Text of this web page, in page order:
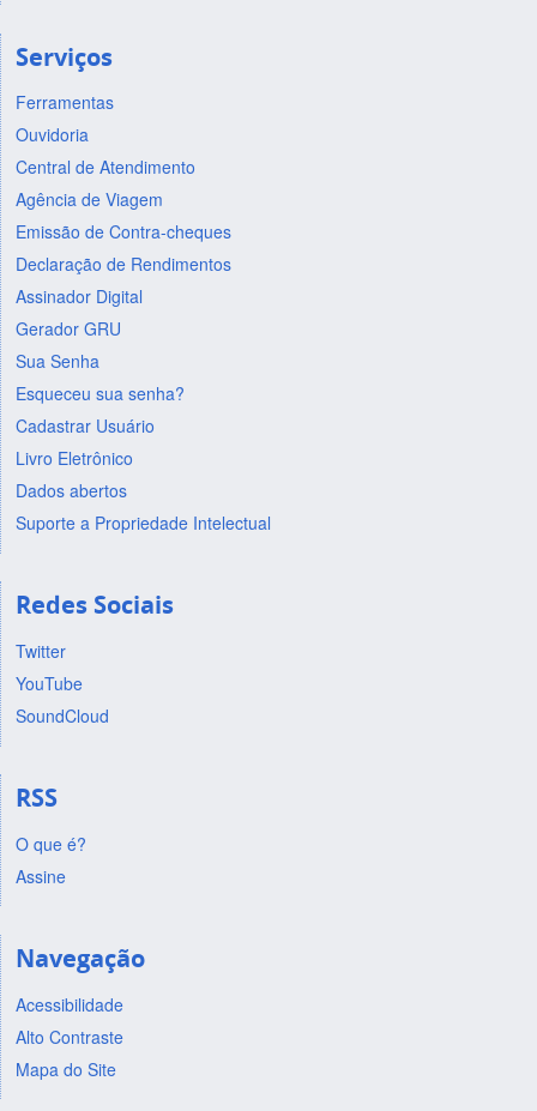
Serviços
Ferramentas
Ouvidoria
Central de Atendimento
Agência de Viagem
Emissão de Contra-cheques
Declaração de Rendimentos
Assinador Digital
Gerador GRU
Sua Senha
Esqueceu sua senha?
Cadastrar Usuário
Livro Eletrônico
Dados abertos
Suporte a Propriedade Intelectual
Redes Sociais
Twitter
YouTube
SoundCloud
RSS
O que é?
Assine
Navegação
Acessibilidade
Alto Contraste
Mapa do Site